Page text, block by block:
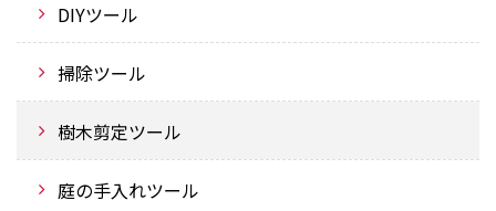
DIYツール
掃除ツール
樹木剪定ツール
庭の手入れツール